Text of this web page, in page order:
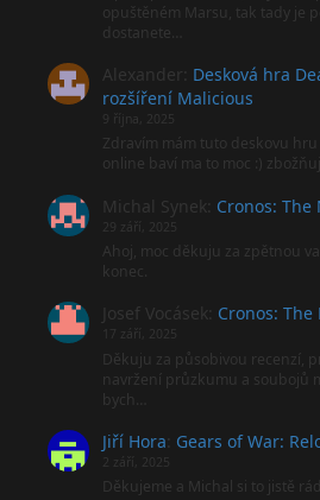
opuštěném Marsu, tak tady je
dostanete…
Alexander Desková hra
rozšíření Malicious
9 října, 2025
Zdravím mám tuto deskovu
online baví ma to moc :)
Michal Synek Cronos: The
29 září, 2025
Ahoj, moc děkuju za zpětnou
konec.
Josef Vocásek Cronos: The
17 září, 2025
Děkuju za působivou recenzí,
navržení průzkumu a soubojů
bych…
Jiří Hora Gears of War:
2 září, 2025
Děkujeme a Michal si to jistě